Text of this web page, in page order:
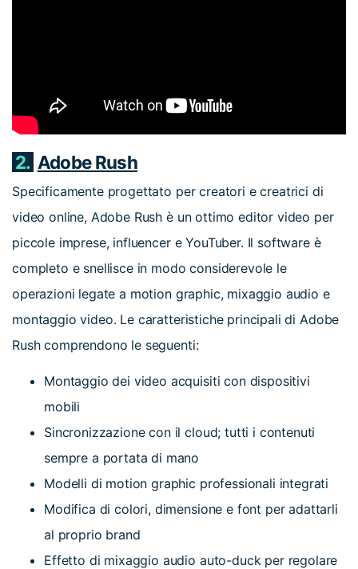
2. Adobe Rush
Specificamente progettato per creatori e creatrici di
video online, Adobe Rush è un ottimo editor video per
piccole imprese, influencer e YouTuber. Il software è
completo e snellisce in modo considerevole le
operazioni legate a motion graphic, mixaggio audio e
montaggio video. Le caratteristiche principali di Adobe
Rush comprendono le seguenti:
Montaggio dei video acquisiti con dispositivi
mobili
Sincronizzazione con il cloud; tutti i contenuti
sempre a portata di mano
Modelli di motion graphic professionali integrati
Modifica di colori, dimensione e font per adattarli
al proprio brand
Effetto di mixaggio audio auto-duck per regolare